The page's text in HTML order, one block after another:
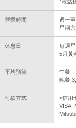
*電話
營業時間
週一
星期
休息日
每週
5月黃
平均預算
午餐 --
晚餐
付款方式
<信用
VISA,